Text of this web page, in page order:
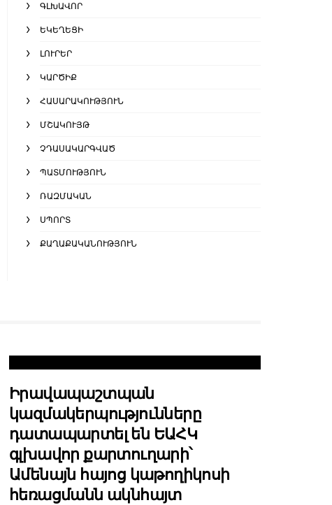
ԳԼԽԱՎՈՐ
ԵԿԵՂԵՑԻ
ԼՈՒՐԵՐ
ԿԱՐԾԻՔ
ՀԱՍԱՐԱԿՈՒԹՅՈՒՆ
ՄՇԱԿՈՒՅԹ
ՉԴԱՍԱԿԱՐԳՎԱԾ
ՊԱՏՄՈՒԹՅՈՒՆ
ՌԱԶՄԱԿԱՆ
ՍՊՈՐՏ
ՔԱՂԱՔԱԿԱՆՈՒԹՅՈՒՆ
Իրավապաշտպան
կազմակերպությունները
դատապարտել են ԵԱՀԿ
գլխավոր քարտուղարի՝
Ամենայն հայոց կաթողիկոսի
հեռացմանն ակնհայտ